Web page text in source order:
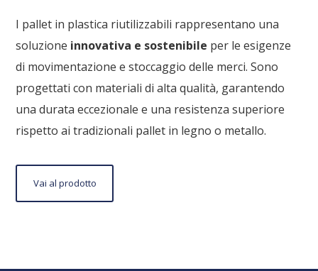
I pallet in plastica riutilizzabili rappresentano una
soluzione innovativa e sostenibile per le esigenze
di movimentazione e stoccaggio delle merci. Sono
progettati con materiali di alta qualità, garantendo
una durata eccezionale e una resistenza superiore
rispetto ai tradizionali pallet in legno o metallo.
Vai al prodottoVai
al